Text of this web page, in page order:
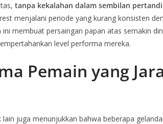
tanpa kekalahan dalam sembilan
menjalani periode yang kurang konsisten
ini membuat persaingan papan atas semakin
level performa mereka.
Pemain yang
juga menunjukkan bahwa beberapa